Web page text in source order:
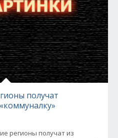
получат
регионы получат из